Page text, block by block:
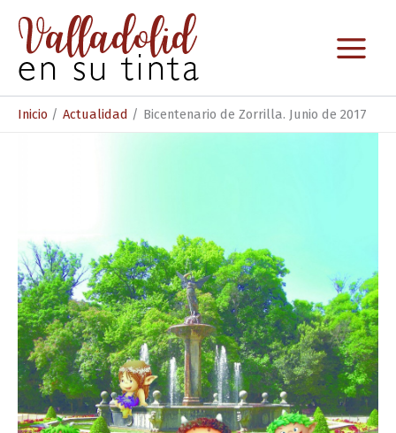
contenido
Inicio Actualidad Bicentenario de Zorrilla. Junio de 2017